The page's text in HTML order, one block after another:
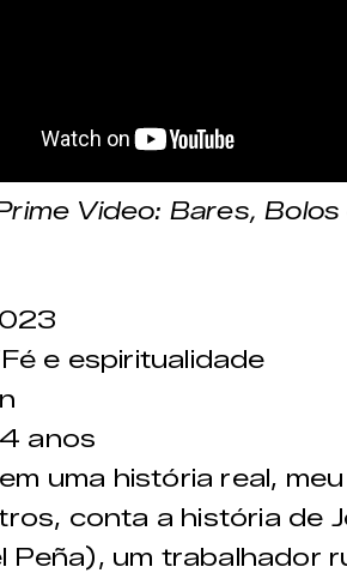
Video: Bares,
e espiritualidade
anos
uma história real,
conta a história de
Peña), um trabalhador